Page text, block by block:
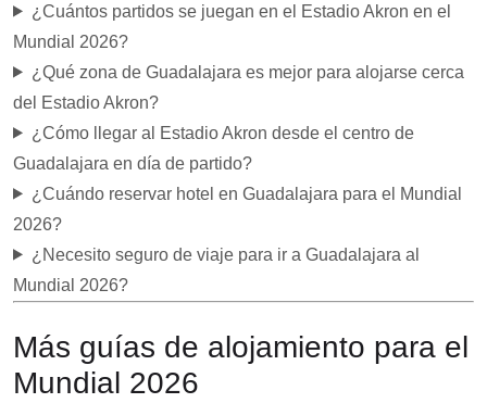
¿Cuántos partidos se juegan en el Estadio Akron en el
Mundial 2026?
¿Qué zona de Guadalajara es mejor para alojarse cerca
del Estadio Akron?
¿Cómo llegar al Estadio Akron desde el centro de
Guadalajara en día de partido?
¿Cuándo reservar hotel en Guadalajara para el Mundial
2026?
¿Necesito seguro de viaje para ir a Guadalajara al
Mundial 2026?
Más guías de alojamiento para el
Mundial 2026